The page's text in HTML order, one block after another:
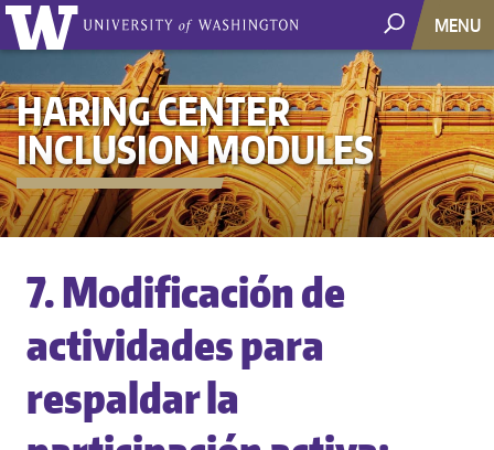
MENU
HARING CENTER
INCLUSION MODULES
7. Modificación de
actividades para
respaldar la